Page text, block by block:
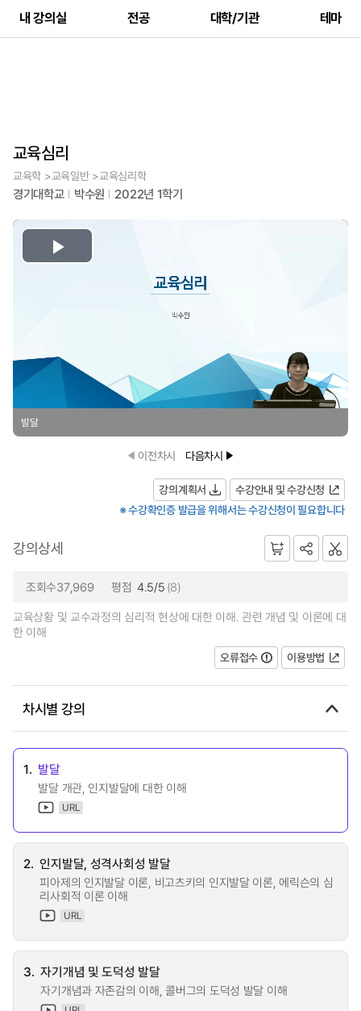
내 강의실 전공 대학/기관 테마
교육심리
교육학 >교육일반 >교육심리학
경기대학교 박수원 2022년 1학기
Play
발달
이전차시 다음차시
강의계획서
수강안내 및 수강신청
※ 수강확인증 발급을 위해서는 수강신청이 필요합니다
강의상세
조회수37,969 평점 4.5/5 (8)
교육상황 및 교수과정의 심리적 현상에 대한 이해. 관련 개념 및 이론에 대
한 이해
오류접수
이용방법
차시별 강의
1. 발달
발달 개관, 인지발달에 대한 이해
URL
2. 인지발달, 성격사회성 발달
피아제의 인지발달 이론, 비고츠키의 인지발달 이론, 에릭슨의 심
리사회적 이론 이해
URL
3. 자기개념 및 도덕성 발달
자기개념과 자존감의 이해, 콜버그의 도덕성 발달 이해